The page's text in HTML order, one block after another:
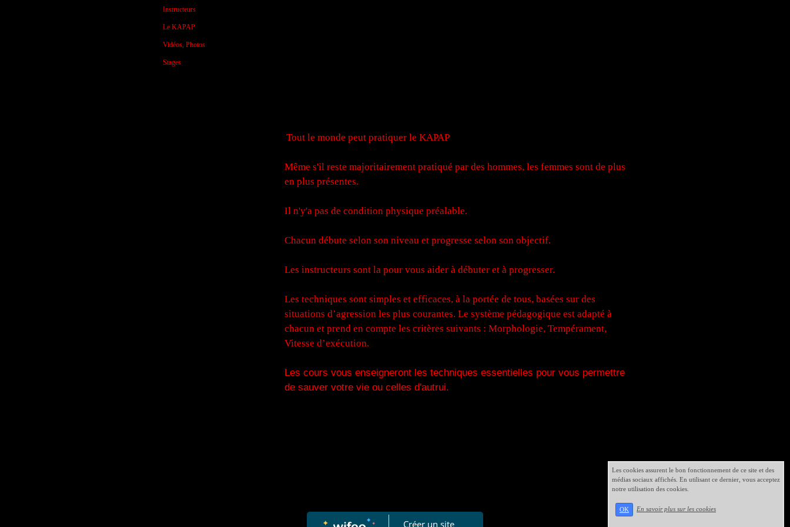
Instructeurs
Le KAPAP
Vidéos, Photos
Stages
Tout le monde peut pratiquer le KAPAP
Même s'il reste majoritairement pratiqué par des hommes, les femmes sont de plus
en plus présentes.
Il n'y'a pas de condition physique préalable.
Chacun débute selon son niveau et progresse selon son objectif.
Les instructeurs sont la pour vous aider à débuter et à progresser.
Les techniques sont simples et efficaces, à la portée de tous, basées sur des
situations d’agression les plus courantes. Le système pédagogique est adapté à
chacun et prend en compte les critères suivants : Morphologie, Tempérament,
Vitesse d’exécution.
Les cours vous enseigneront les techniques essentielles pour vous permettre
de sauver votre vie ou celles d'autrui.
Créer un site
Les cookies assurent le bon fonctionnement de ce site et des
médias sociaux affichés. En utilisant ce dernier, vous acceptez
notre utilisation des cookies.
OK En savoir plus sur les cookies